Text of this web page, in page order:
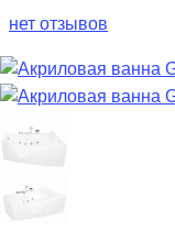
нет отзывов